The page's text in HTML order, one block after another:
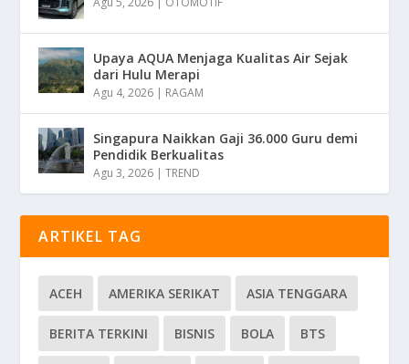
Upaya AQUA Menjaga Kualitas Air Sejak
dari Hulu Merapi
Agu 4, 2026 | RAGAM
Singapura Naikkan Gaji 36.000 Guru demi
Pendidik Berkualitas
Agu 3, 2026 |TREND
ARTIKEL TAG
ACEH AMERIKA SERIKAT ASIA TENGGARA
BERITA TERKINI BISNIS BOLA BTS